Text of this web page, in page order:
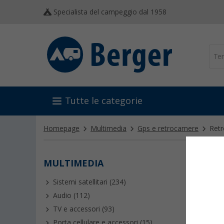
Specialista del campeggio dal 1958
Tutte le categorie
Homepage Multimedia Gps e retrocamere
MULTIMEDIA
Sistemi satellitari (234)
Audio (112)
TV e accessori (93)